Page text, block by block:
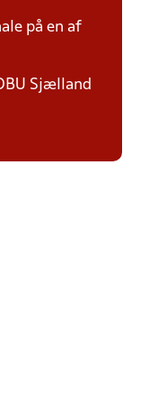
på en af
Sjælland